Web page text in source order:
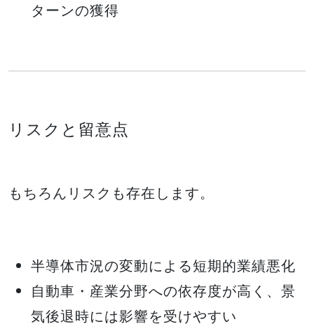
ターンの獲得
リスクと留意点
もちろんリスクも存在します。
半導体市況の変動による短期的業績悪化
自動車・産業分野への依存度が高く、景
気後退時には影響を受けやすい